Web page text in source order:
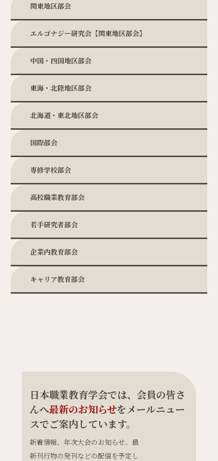
関東地区部会
エルゴナジー研究会【関東地区部会】
中国・四国地区部会
東海・北陸地区部会
北海道・東北地区部会
国際部会
専修学校部会
高校職業教育部会
若手研究者部会
企業内教育部会
キャリア教育部会
日本職業教育学会では、会員の皆さ
んへ最新のお知らせをメールニュー
スでご案内しています。
新着情報、年次大会のお知らせ、最
新刊行物の発刊などの配信を予定し